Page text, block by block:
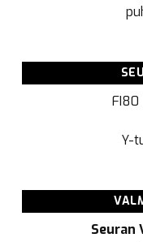
FI80
Y-
Seuran